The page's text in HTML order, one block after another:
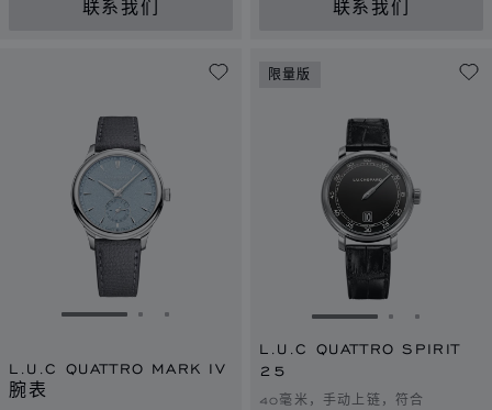
联系我们 联系我们
转到幻灯片 1转到幻灯片 2
转到幻灯片 3
L.U.C QUATTRO MARK IV
腕表
限量版
转到幻灯片 1转到幻灯
转到幻
L.U.C QUATTRO SPIRIT
25
40毫米，手动上链，符合